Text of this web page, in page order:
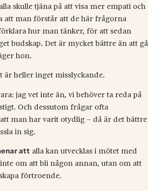
skulle tjäna på att visa mer empati och
att man förstår att de här frågorna
hur man tänker, för att sedan
budskap. Det är mycket bättre än att gå
hon.
är heller inget misslyckande.
jag vet inte än, vi behöver ta reda på
Och dessutom frågar ofta
man har varit otydlig – då är det bättre
in sig.
att alla kan utvecklas i mötet med
om att bli någon annan, utan om att
förtroende.